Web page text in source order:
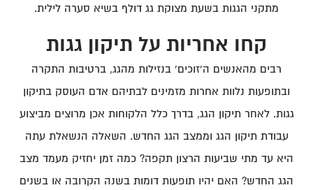
מתקני הגגות בשעת מצוקת גג דולף בשיא סערה לילית.
קחו אחריות על תיקון גגות
רבים מהאנשים ה'זוכים' בנזילות מהגג, ברטיבות התקרה
ובתופעות נלוות אחרות מזמינים לבתיהם אדם העוסק בתיקון
גגות. לאחר תיקון הגג, בדרך כלל הלקוחות אכן מרוצים מביצוע
עבודת תיקון הגג וממצב הגג החדש. השאלה הנשאלת עתה
היא עד מתי שביעות הרצון תקפה? כמה זמן יחזיק מעמד מצב
הגג החדש? האם יהיו תופעות דומות בשנה הקרובה או בשנים